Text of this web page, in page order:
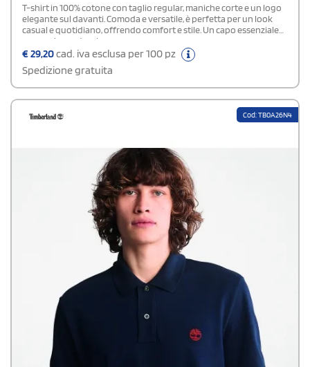
T-shirt in 100% cotone con taglio regular, maniche corte e un logo
elegante sul davanti. Comoda e versatile, è perfetta per un look
casual e quotidiano, offrendo comfort e stile. Un capo essenziale
per ogni guardaroba
€29,20cad. iva esclusa per 100 pz
Spedizione gratuita
Cod: TB0A26N4